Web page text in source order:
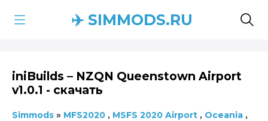
✈️ SIMMODS.RU
iniBuilds – NZQN Queenstown Airport
v1.0.1 - скачать
Simmods » MFS2020 , MSFS 2020 Airport , Oceania ,